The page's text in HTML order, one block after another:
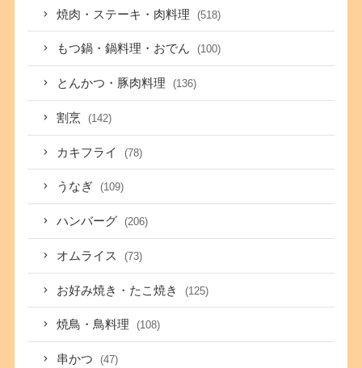
焼肉・ステーキ・肉料理 (518)
もつ鍋・鍋料理・おでん (100)
とんかつ・豚肉料理 (136)
割烹 (142)
カキフライ (78)
うなぎ (109)
ハンバーグ (206)
オムライス (73)
お好み焼き・たこ焼き (125)
焼鳥・鳥料理 (108)
串かつ (47)